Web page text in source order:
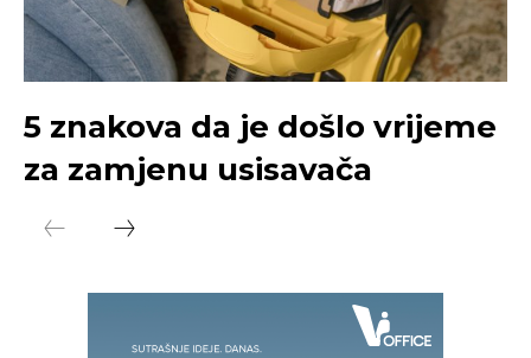
5 znakova da je došlo vrijeme
za zamjenu usisavača